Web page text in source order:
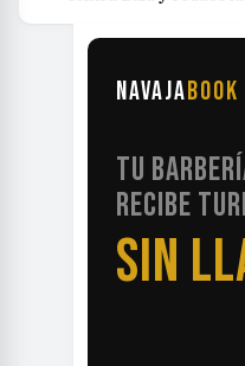
NAVAJABOOK
TU
RECIBE
SIN